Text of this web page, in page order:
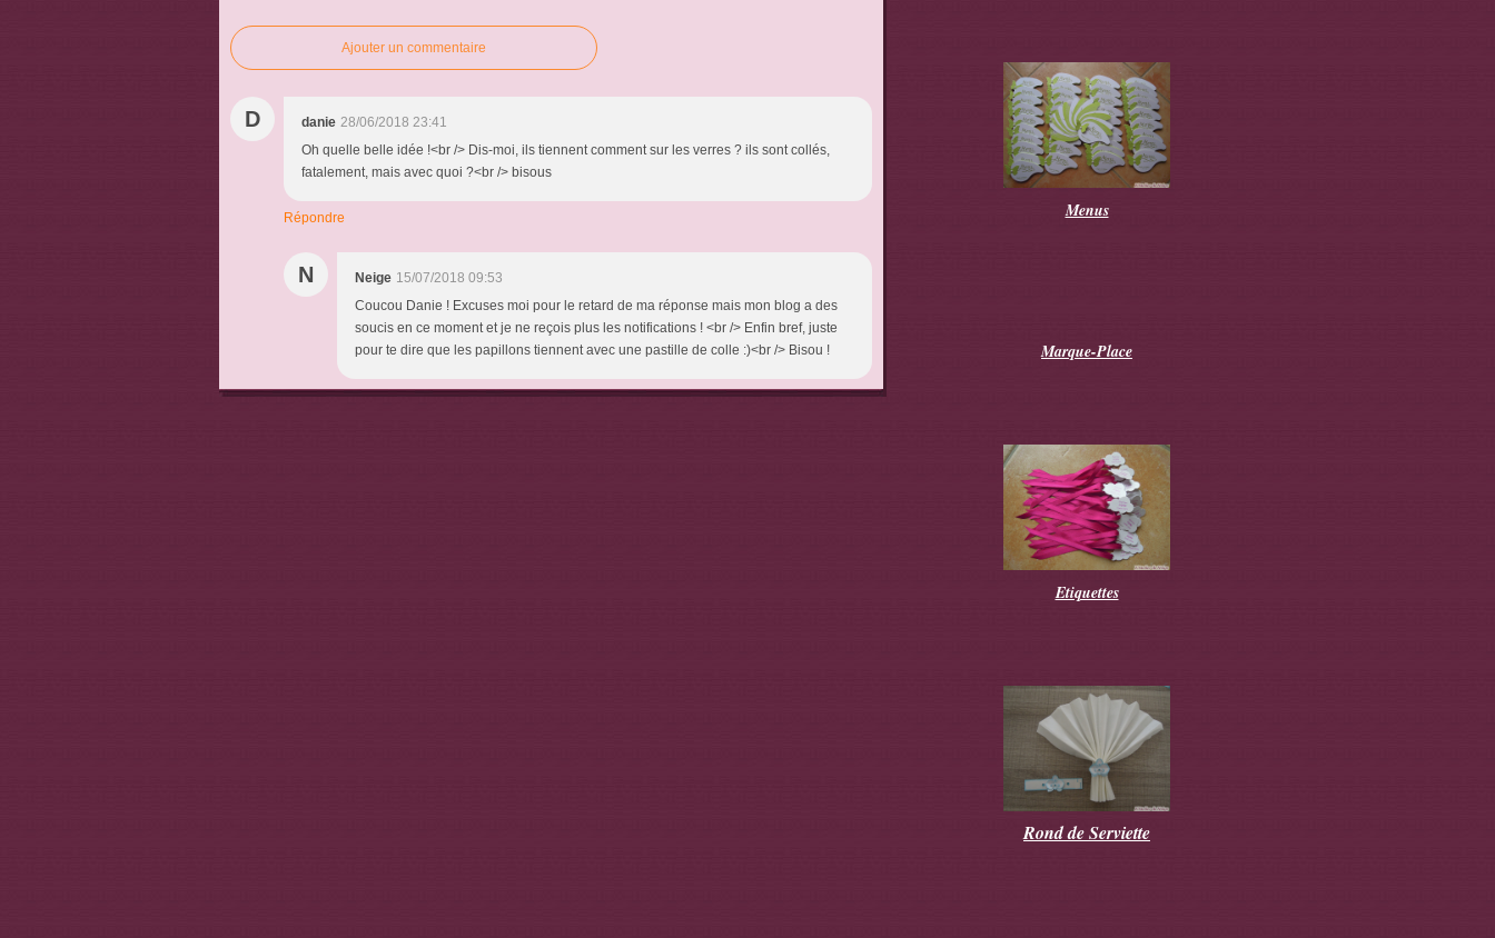
Ajouter un commentaire
D danie 28/06/2018 23:41
Oh quelle belle idée !<br /> Dis-moi, ils tiennent comment sur les verres ? ils sont collés,
fatalement, mais avec quoi ?<br /> bisous
Répondre
N Neige 15/07/2018 09:53
Coucou Danie ! Excuses moi pour le retard de ma réponse mais mon blog a des
soucis en ce moment et je ne reçois plus les notifications ! <br /> Enfin bref, juste
pour te dire que les papillons tiennent avec une pastille de colle :)<br /> Bisou !
Menus
Marque-Place
Etiquettes
Rond de Serviette